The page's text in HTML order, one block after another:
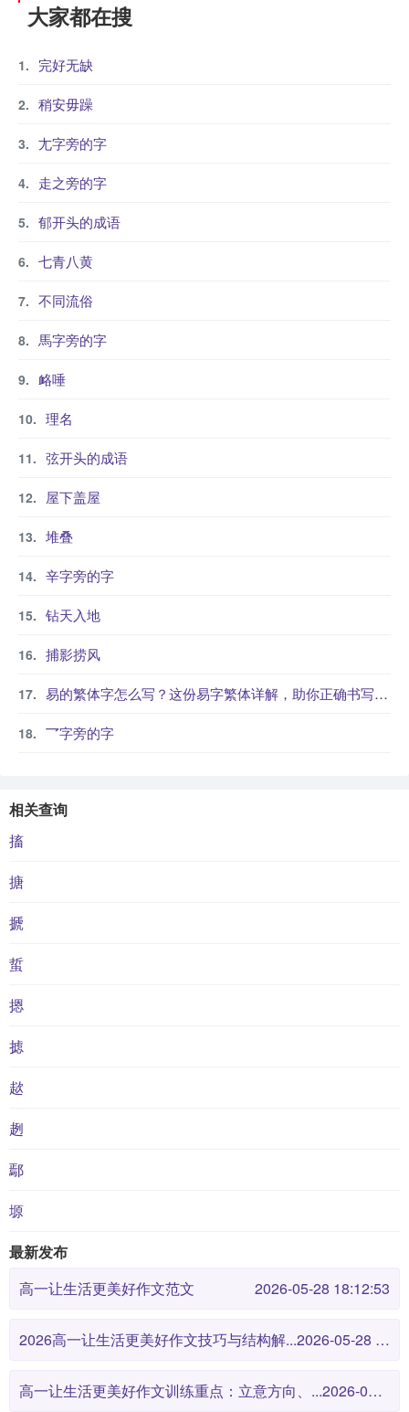
大家都在搜
完好无缺
稍安毋躁
尢字旁的字
走之旁的字
郁开头的成语
七青八黄
不同流俗
馬字旁的字
衉唾
理名
弦开头的成语
屋下盖屋
堆叠
辛字旁的字
钻天入地
捕影捞风
易的繁体字怎么写？这份易字繁体详解，助你正确书写汉字_汉字繁体学习
乛字旁的字
相关查询
搐
搪
搋
蜇
摁
摅
趑
趔
鄢
塬
最新发布
高一让生活更美好作文范文
2026-05-28 18:12:53
2026高一让生活更美好作文技巧与结构解... 2026-05-28 18:12:46
高一让生活更美好作文训练重点：立意方向、... 2026-05-28 18:12:38